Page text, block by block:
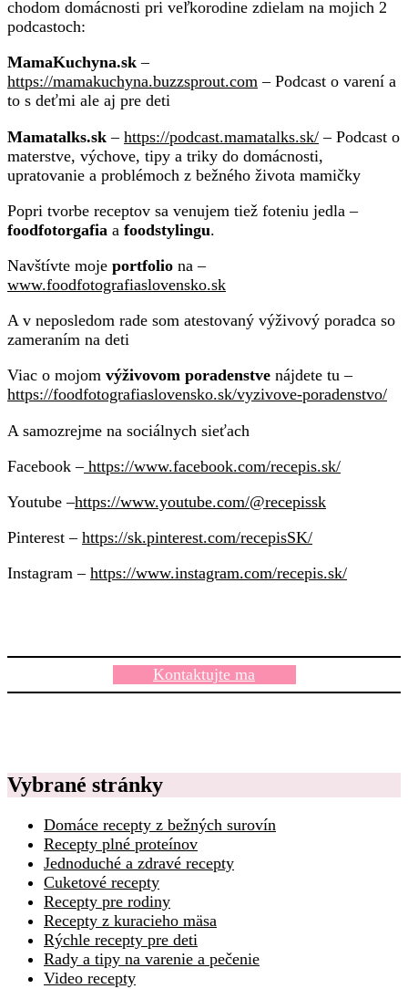
chodom domácnosti pri veľkorodine zdielam na mojich 2
podcastoch:
MamaKuchyna.sk –
https://mamakuchyna.buzzsprout.com – Podcast o varení a
to s deťmi ale aj pre deti
Mamatalks.sk – https://podcast.mamatalks.sk/ – Podcast o
materstve, výchove, tipy a triky do domácnosti,
upratovanie a problémoch z bežného života mamičky
Popri tvorbe receptov sa venujem tiež foteniu jedla –
foodfotorgafia a foodstylingu.
Navštívte moje portfolio na –
www.foodfotografiaslovensko.sk
A v neposledom rade som atestovaný výživový poradca so
zameraním na deti
Viac o mojom výživovom poradenstve nájdete tu –
https://foodfotografiaslovensko.sk/vyzivove-poradenstvo/
A samozrejme na sociálnych sieťach
Facebook –https://www.facebook.com/recepis.sk/
Youtube –https://www.youtube.com/@recepissk
Pinterest – https://sk.pinterest.com/recepisSK/
Instagram – https://www.instagram.com/recepis.sk/
Kontaktujte ma
Vybrané stránky
Domáce recepty z bežných surovín
Recepty plné proteínov
Jednoduché a zdravé recepty
Cuketové recepty
Recepty pre rodiny
Recepty z kuracieho mäsa
Rýchle recepty pre deti
Rady a tipy na varenie a pečenie
Video recepty